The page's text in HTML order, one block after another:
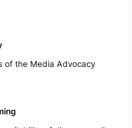
of the Media Advocacy